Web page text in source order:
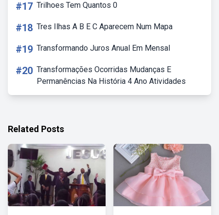
#17 Trilhoes Tem Quantos 0
#18 Tres Ilhas A B E C Aparecem Num Mapa
#19 Transformando Juros Anual Em Mensal
#20 Transformações Ocorridas Mudanças E
Permanências Na História 4 Ano Atividades
Related Posts